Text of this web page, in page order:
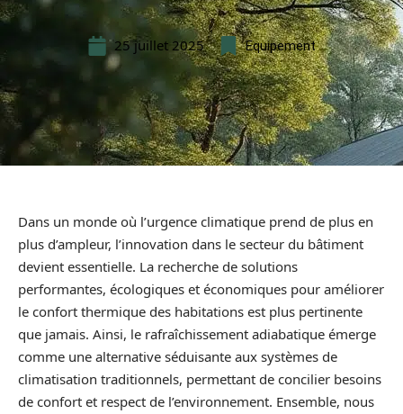
25 juillet 2025 Equipement
Dans un monde où l’urgence climatique prend de plus en
plus d’ampleur, l’innovation dans le secteur du bâtiment
devient essentielle. La recherche de solutions
performantes, écologiques et économiques pour améliorer
le confort thermique des habitations est plus pertinente
que jamais. Ainsi, le rafraîchissement adiabatique émerge
comme une alternative séduisante aux systèmes de
climatisation traditionnels, permettant de concilier besoins
de confort et respect de l’environnement. Ensemble, nous